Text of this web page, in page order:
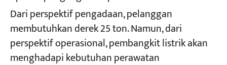
Dari perspektif pengadaan, pelanggan
membutuhkan derek 25 ton. Namun, dari
perspektif operasional, pembangkit listrik akan
menghadapi kebutuhan perawatan